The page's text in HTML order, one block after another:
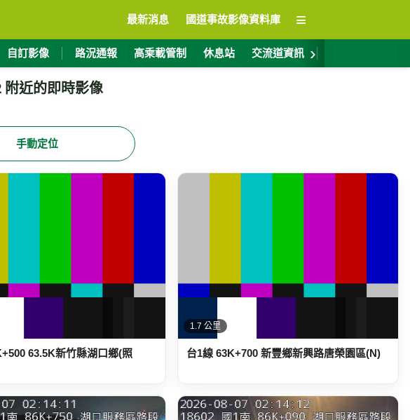
最新消息 國道事故影像資料庫 ≡
自訂影像 路況通報 高乘載管制 休息站 交流道資訊 ›
附近的即時影像
手動定位
63.5K新竹縣湖口鄉(照
1.7 公里
台1線 63K+700 新豐鄉新興路唐榮園區(N)